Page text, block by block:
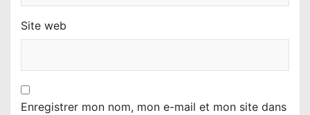
Site web
Enregistrer mon nom, mon e-mail et mon site dans